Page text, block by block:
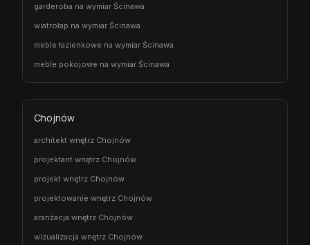
garderoba na wymiar Ścinawa
wiatrołap na wymiar Ścinawa
meble łazienkowe na wymiar Ścinawa
meble pokojowe na wymiar Ścinawa
Chojnów
architekt wnętrz Chojnów
projektant wnętrz Chojnów
projekt wnętrz Chojnów
projektowanie wnętrz Chojnów
aranżacja wnętrz Chojnów
wizualizacja wnętrz Chojnów